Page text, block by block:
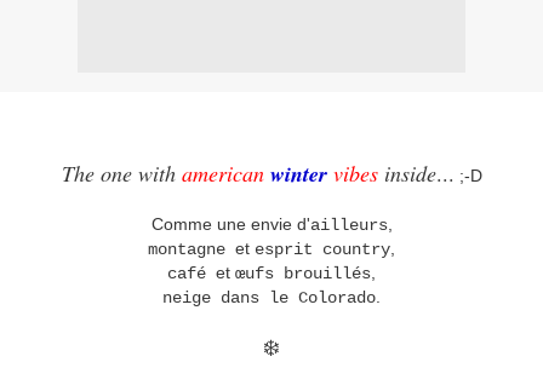
The one with american winter vibes inside... ;-D
Comme une envie d'ailleurs,
montagne et esprit country
café et œufs brouillés
neige dans le Colorado
❄️